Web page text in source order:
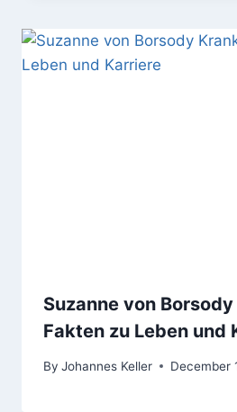
Suzanne von
Fakten zu Leben und
By Johannes Keller December